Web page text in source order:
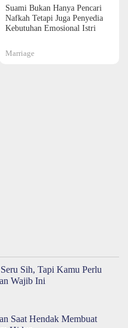
Suami Bukan Hanya Pencari
Nafkah Tetapi Juga Penyedia
Kebutuhan Emosional Istri
Marriage
Sih, Tapi Kamu Perlu
Wajib Ini
Saat Hendak Membuat